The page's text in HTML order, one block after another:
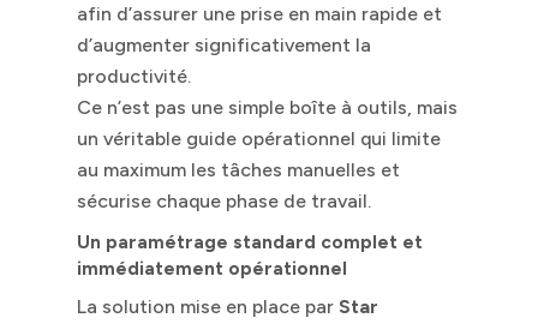
afin d’assurer une prise en main rapide et
d’augmenter significativement la
productivité.
Ce n’est pas une simple boîte à outils, mais
un véritable guide opérationnel qui limite
au maximum les tâches manuelles et
sécurise chaque phase de travail.
Un paramétrage standard complet et
immédiatement opérationnel
La solution mise en place par Star